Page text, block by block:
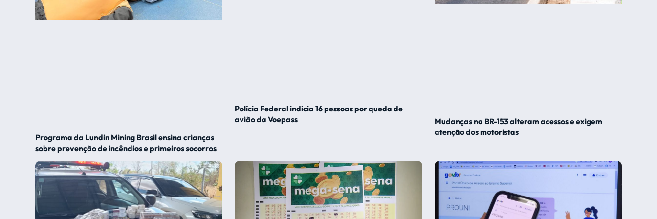
Programa da Lundin Mining Brasil ensina crianças
sobre prevenção de incêndios e primeiros socorros
Polícia Federal indicia 16 pessoas por queda de
avião da Voepass
Mudanças na BR-153 alteram acessos e exigem
atenção dos motoristas